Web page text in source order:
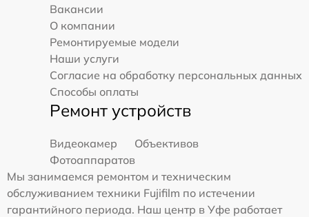
Вакансии
О компании
Ремонтируемые модели
Наши услуги
Согласие на обработку персональных данных
Способы оплаты
Ремонт устройств
Видеокамер
Объективов
Фотоаппаратов
Мы занимаемся ремонтом и техническим
обслуживанием техники Fujifilm по истечении
гарантийного периода. Наш центр в Уфе работает